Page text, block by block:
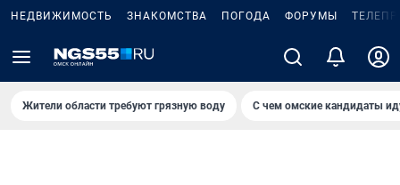
НЕДВИЖИМОСТЬ ЗНАКОМСТВА ПОГОДА ФОРУМЫ
Жители области требуют грязную воду С чем омские кандидаты